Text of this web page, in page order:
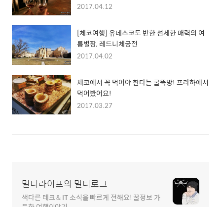
2017.04.12
[체코여행] 유네스코도 반한 섬세한 매력의 여
름별장, 레드니체궁전
2017.04.02
체코에서 꼭 먹어야 한다는 굴뚝방! 프라하에서
먹어봤어요!
2017.03.27
멀티라이프의 멀티로그
색다른 테크 & IT 소식을 빠르게 전해요! 꿀정보 가